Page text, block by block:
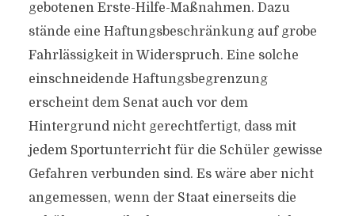
gebotenen Erste-Hilfe-Maßnahmen. Dazu
stände eine Haftungsbeschränkung auf grobe
Fahrlässigkeit in Widerspruch. Eine solche
einschneidende Haftungsbegrenzung
erscheint dem Senat auch vor dem
Hintergrund nicht gerechtfertigt, dass mit
jedem Sportunterricht für die Schüler gewisse
Gefahren verbunden sind. Es wäre aber nicht
angemessen, wenn der Staat einerseits die